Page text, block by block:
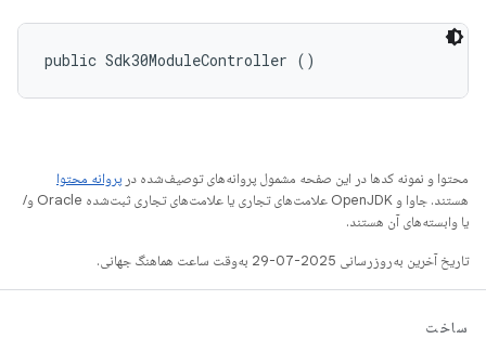
public Sdk30ModuleController ()
محتوا و نمونه کدها در این صفحه مشمول پروانه‌های توصیف‌شده در پروانه محتوا
هستند. جاوا و OpenJDK علامت‌های تجاری یا علامت‌های تجاری ثبت‌شده Oracle و/
یا وابسته‌های آن هستند.
تاریخ آخرین به‌روزرسانی 2025-07-29 به‌وقت ساعت هماهنگ جهانی.
ساخت